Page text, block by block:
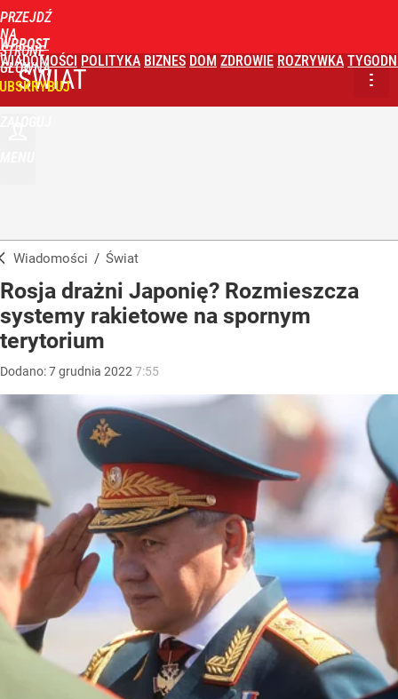
PRZEJDŹ
NA
STRONĘ
GŁÓWNĄ
WPROST
WIADOMOŚCI POLITYKA BIZNES DOM ZDROWIE ROZRYWKA
ŚWIAT
Wiadomości / Świat
Rosja drażni Japonię? Rozmieszcza
systemy rakietowe na spornym
terytorium
Dodano:7grudnia 2022 7:55